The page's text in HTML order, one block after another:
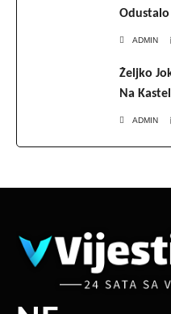
ADMIN
Željko
Na
ADMIN